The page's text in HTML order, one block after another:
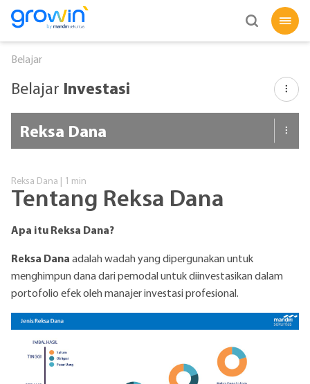
Belajar
Belajar Investasi
Mulai Investasi
Reksa Dana
Syariah
Obligasi
Marjin
CARA DAFTAR
Reksa Dana
Tentang Reksa Dana
Reksa Dana | 1 min
Reksa Dana | 1 min
Mekanisme Transaksi Reksa Dana
Reksa Dana | 1 min
Mulai Investasi Reksa Dana Anda bersama
Reksa Dana | 1 min
Tentang Reksa Dana
Apa itu Reksa Dana?
Reksa Dana adalah wadah yang dipergunakan untuk
menghimpun dana dari pemodal untuk diinvestasikan dalam
portofolio efek oleh manajer investasi profesional.